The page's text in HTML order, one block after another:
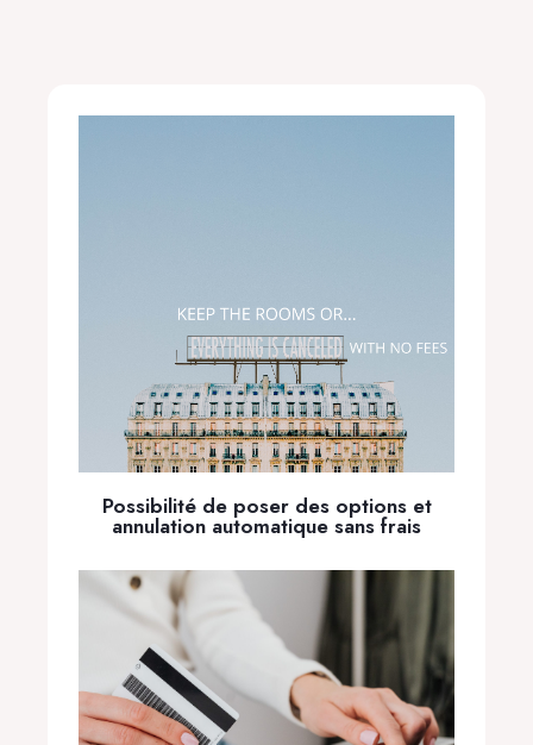
Possibilité de poser des options et
annulation automatique sans frais